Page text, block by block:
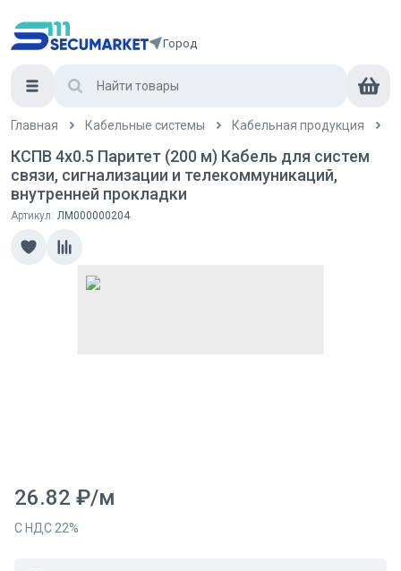
Город
Главная Кабельные системы Кабельная продукция
КСПВ 4x0.5 Паритет (200 м) Кабель для систем
связи, сигнализации и телекоммуникаций,
внутренней прокладки
Артикул: ЛМ000000204
26.82 ₽/м
С НДС 22%